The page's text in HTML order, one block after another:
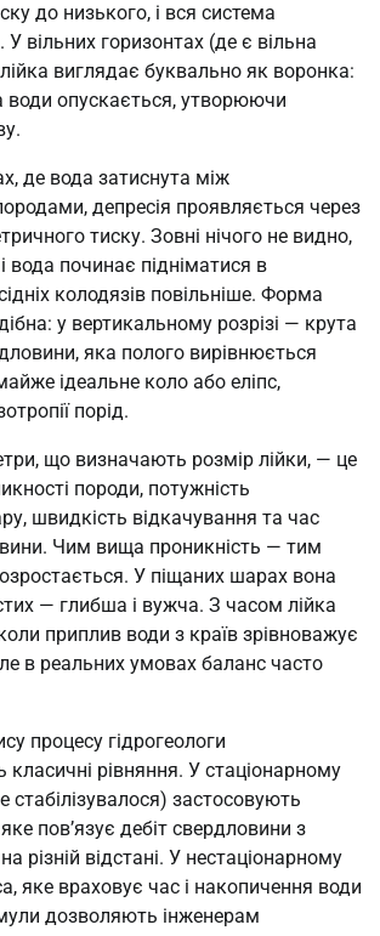
до низького, і вся система
У вільних горизонтах (де є вільна
виглядає буквально як воронка:
води опускається, утворюючи
де вода затиснута між
депресія проявляється через
тиску. Зовні нічого не видно,
вода починає підніматися в
колодязів повільніше. Форма
у вертикальному розрізі — крута
яка полого вирівнюється
ідеальне коло або еліпс,
порід.
що визначають розмір лійки, — це
породи, потужність
швидкість відкачування та час
Чим вища проникність — тим
У піщаних шарах вона
— глибша і вужча. З часом лійка
приплив води з країв зрівноважує
в реальних умовах баланс часто
процесу гідрогеологи
рівняння. У стаціонарному
стабілізувалося) застосовують
пов’язує дебіт свердловини з
різній відстані. У нестаціонарному
яке враховує час і накопичення води
дозволяють інженерам